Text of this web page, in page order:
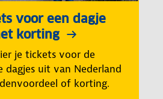
voor een dagje
korting
je tickets voor de
dagjes uit van Nederland
of korting.